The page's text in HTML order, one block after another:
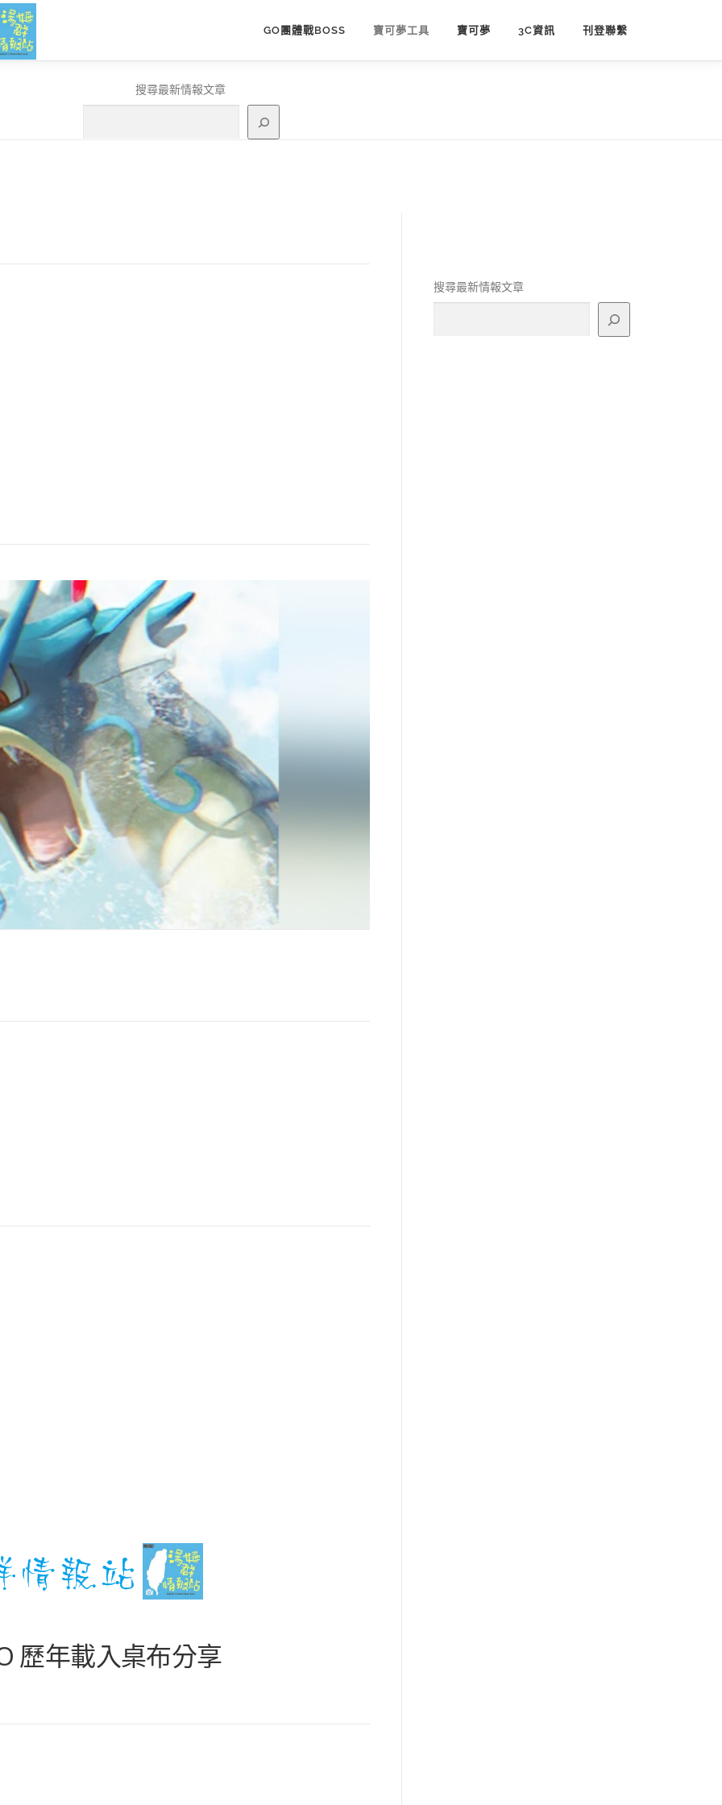
GO團體戰BOSS 寶可夢工具 寶可夢 3C資訊 刊登聯繫
搜尋最新情報文章
歷年載入桌布分享
搜尋最新情報文章